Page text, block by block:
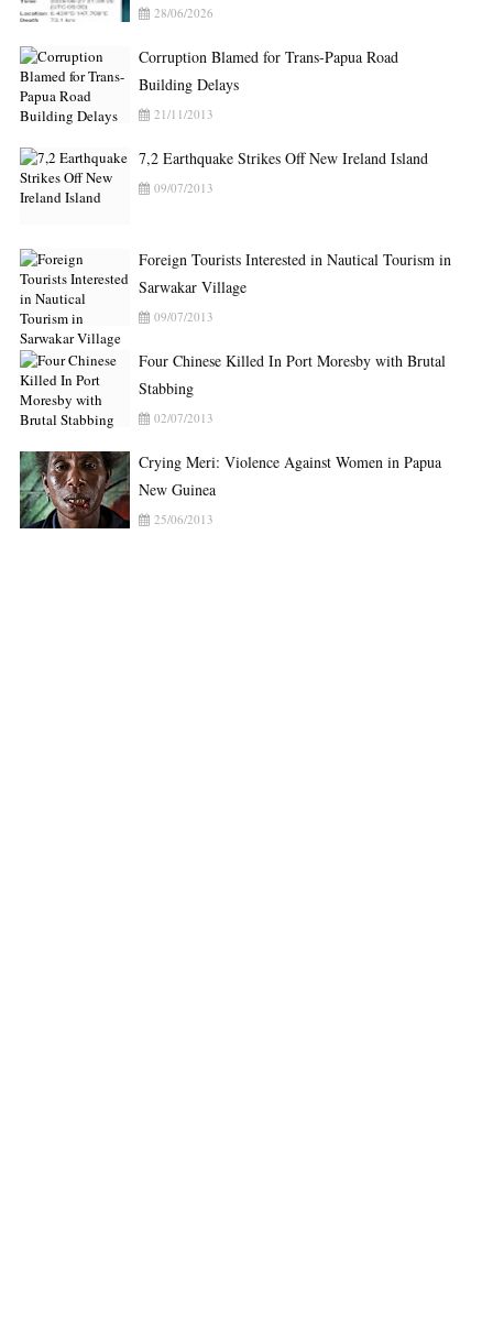
28/06/2026
Corruption Blamed for Trans-Papua Road
Building Delays
21/11/2013
7,2 Earthquake Strikes Off New Ireland Island
09/07/2013
Foreign Tourists Interested in Nautical Tourism in
Sarwakar Village
09/07/2013
Four Chinese Killed In Port Moresby with Brutal
Stabbing
02/07/2013
Crying Meri: Violence Against Women in Papua
New Guinea
25/06/2013